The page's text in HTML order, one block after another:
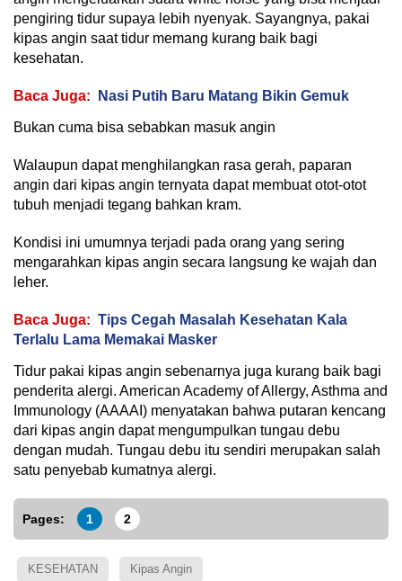
pengiring tidur supaya lebih nyenyak. Sayangnya, pakai
kipas angin saat tidur memang kurang baik bagi
kesehatan.
Baca Juga: Nasi Putih Baru Matang Bikin Gemuk
Bukan cuma bisa sebabkan masuk angin
Walaupun dapat menghilangkan rasa gerah, paparan
angin dari kipas angin ternyata dapat membuat otot-otot
tubuh menjadi tegang bahkan kram.
Kondisi ini umumnya terjadi pada orang yang sering
mengarahkan kipas angin secara langsung ke wajah dan
leher.
Baca Juga: Tips Cegah Masalah Kesehatan Kala
Terlalu Lama Memakai Masker
Tidur pakai kipas angin sebenarnya juga kurang baik bagi
penderita alergi. American Academy of Allergy, Asthma and
Immunology (AAAAI) menyatakan bahwa putaran kencang
dari kipas angin dapat mengumpulkan tungau debu
dengan mudah. Tungau debu itu sendiri merupakan salah
satu penyebab kumatnya alergi.
Pages: 1 2
KESEHATAN Kipas Angin